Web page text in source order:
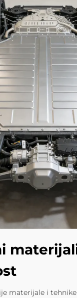
materijale i